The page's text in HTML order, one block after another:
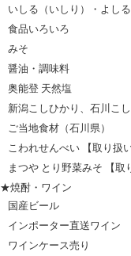
いしる（いしり）・よしる
食品いろいろ
みそ
醤油・調味料
奥能登 天然塩
新潟こしひかり、石川こ
ご当地食材（石川県）
こわれせんべい 【取り扱
まつや とり野菜みそ 【取
★焼酎・ワイン
国産ビール
インポーター直送ワイン
ワインケース売り